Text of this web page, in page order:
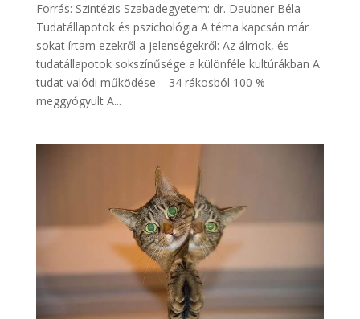
Forrás: Szintézis Szabadegyetem: dr. Daubner Béla
Tudatállapotok és pszichológia A téma kapcsán már
sokat írtam ezekről a jelenségekről: Az álmok, és
tudatállapotok sokszínűsége a különféle kultúrákban A
tudat valódi működése – 34 rákosból 100 %
meggyógyult A...